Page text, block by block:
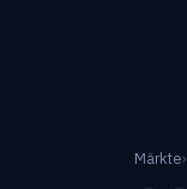
Märkte›